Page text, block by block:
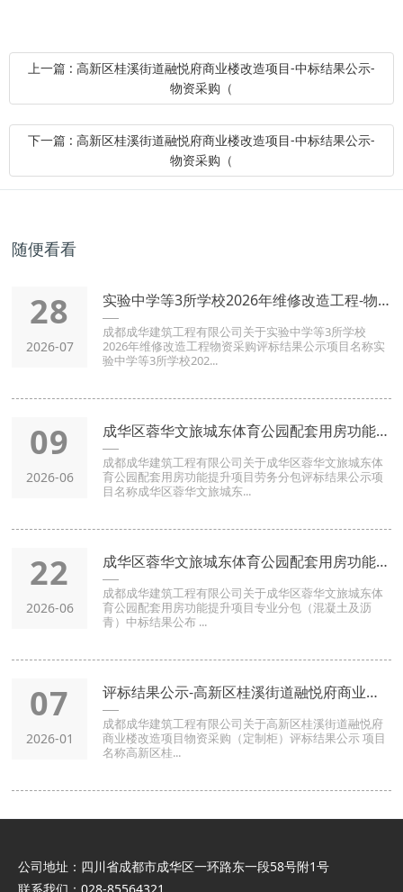
上一篇 : 高新区桂溪街道融悦府商业楼改造项目-中标结果公示-
物资采购（
下一篇 : 高新区桂溪街道融悦府商业楼改造项目-中标结果公示-
物资采购（
随便看看
实验中学等3所学校2026年维修改造工程-物资采购-评标结果
成都成华建筑工程有限公司关于实验中学等3所学校
2026年维修改造工程物资采购评标结果公示项目名称实
验中学等3所学校202...
28
2026-07
成华区蓉华文旅城东体育公园配套用房功能提升项目-劳务分包 -
成都成华建筑工程有限公司关于成华区蓉华文旅城东体
育公园配套用房功能提升项目劳务分包评标结果公示项
目名称成华区蓉华文旅城东...
09
2026-06
成华区蓉华文旅城东体育公园配套用房功能提升项目-专业分包（混
成都成华建筑工程有限公司关于成华区蓉华文旅城东体
育公园配套用房功能提升项目专业分包（混凝土及沥
青）中标结果公布 ...
22
2026-06
评标结果公示-高新区桂溪街道融悦府商业楼改造项目-物资采购（
成都成华建筑工程有限公司关于高新区桂溪街道融悦府
商业楼改造项目物资采购（定制柜）评标结果公示 项目
名称高新区桂...
07
2026-01
公司地址：四川省成都市成华区一环路东一段58号附1号